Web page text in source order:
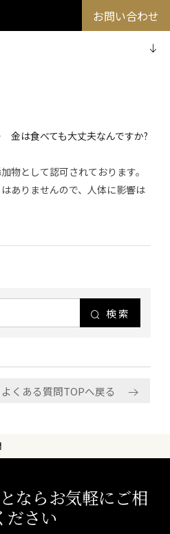
お問い合わせ
は食べても大丈夫なんですか?
物として認可されております。
ありませんので、人体に影響は
検索
よくある質問TOPへ戻る
ならお気軽にご相
ださい